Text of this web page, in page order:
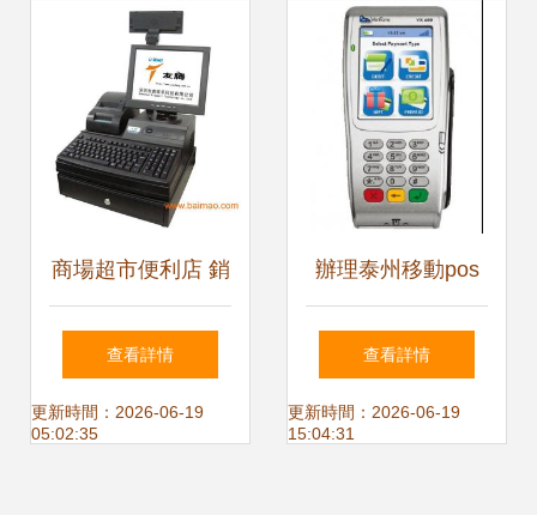
商
商場超市便利店 銷
售冠軍 收款機友騰
yt 3000,商場超市
查看詳情
更新時間：2026-06-19
05:02:35
辦理泰州移動pos
機辦理,泰州盛付通
移動pos機銷售
查看詳情
更新時間：2026-06-19
15:04:31